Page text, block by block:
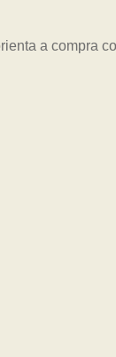
a compra